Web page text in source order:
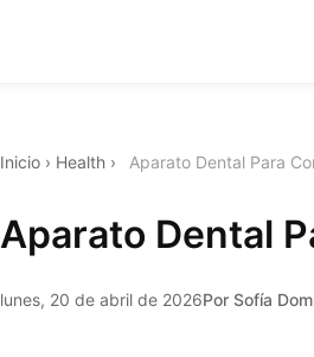
Inicio › Health › Aparato Dental Para
Aparato Dental
lunes, 20 de abril de 2026Por Sofía